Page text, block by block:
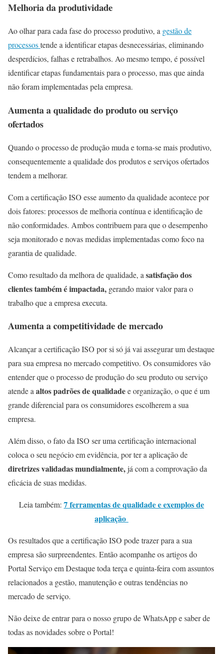
Melhoria da produtividade
Ao olhar para cada fase do processo produtivo, a gestão de
processostende a identificar etapas desnecessárias, eliminando
desperdícios, falhas e retrabalhos. Ao mesmo tempo, é possível
identificar etapas fundamentais para o processo, mas que ainda
não foram implementadas pela empresa.
Aumenta a qualidade do produto ou serviço
ofertados
Quando o processo de produção muda e torna-se mais produtivo,
consequentemente a qualidade dos produtos e serviços ofertados
tendem a melhorar.
Com a certificação ISO esse aumento da qualidade acontece por
dois fatores: processos de melhoria contínua e identificação de
não conformidades. Ambos contribuem para que o desempenho
seja monitorado e novas medidas implementadas como foco na
garantia de qualidade.
Como resultado da melhora de qualidade, a satisfação dos
clientes também é impactada, gerando maior valor para o
trabalho que a empresa executa.
Aumenta a competitividade de mercado
Alcançar a certificação ISO por si só já vai assegurar um destaque
para sua empresa no mercado competitivo. Os consumidores vão
entender que o processo de produção do seu produto ou serviço
atende a altos padrões de qualidadee organização, o que é um
grande diferencial para os consumidores escolherem a sua
empresa.
Além disso, o fato da ISO ser uma certificação internacional
coloca o seu negócio em evidência, por ter a aplicação de
diretrizes validadas mundialmente,já com a comprovação da
eficácia de suas medidas.
Leia também: 7 ferramentas de qualidade e exemplos de
aplicação
Os resultados que a certificação ISO pode trazer para a sua
empresa são surpreendentes. Então acompanhe os artigos do
Portal Serviço em Destaque toda terça e quinta-feira com assuntos
relacionados a gestão, manutenção e outras tendências no
mercado de serviço.
Não deixe de entrar para o nosso grupo de WhatsApp e saber de
todas as novidades sobre o Portal!